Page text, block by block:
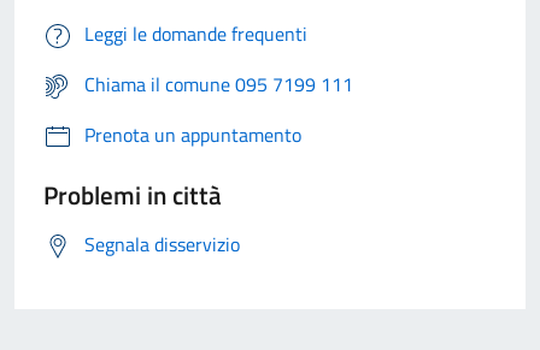
Leggi le domande frequenti
Chiama il comune 095 7199 111
Prenota un appuntamento
Problemi in città
Segnala disservizio